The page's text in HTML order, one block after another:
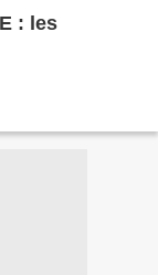
: les